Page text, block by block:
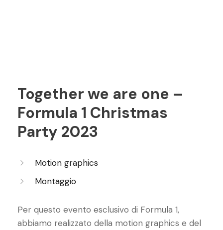
Together we are one –
Formula 1 Christmas
Party 2023
Motion graphics
Montaggio
Per questo evento esclusivo di Formula 1,
abbiamo realizzato della motion graphics e del